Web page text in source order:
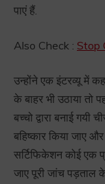
पाएं हैं.
Also Check : Stop
उन्होंने एक इंटरव्यू में
के बाहर भी उठाया तो
बच्चो द्वारा बनाई
बहिष्कार किया जाए
सर्टिफिकेशन कोई एक
जाए पूरी जांच पड़ताल